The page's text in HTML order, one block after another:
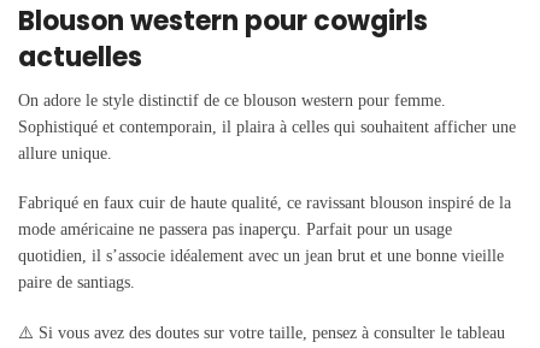
Blouson western pour cowgirls
actuelles
On adore le style distinctif de ce blouson western pour femme.
Sophistiqué et contemporain, il plaira à celles qui souhaitent afficher une
allure unique.
Fabriqué en faux cuir de haute qualité, ce ravissant blouson inspiré de la
mode américaine ne passera pas inaperçu. Parfait pour un usage
quotidien, il s’associe idéalement avec un jean brut et une bonne vieille
paire de santiags.
⚠️ Si vous avez des doutes sur votre taille, pensez à consulter le tableau